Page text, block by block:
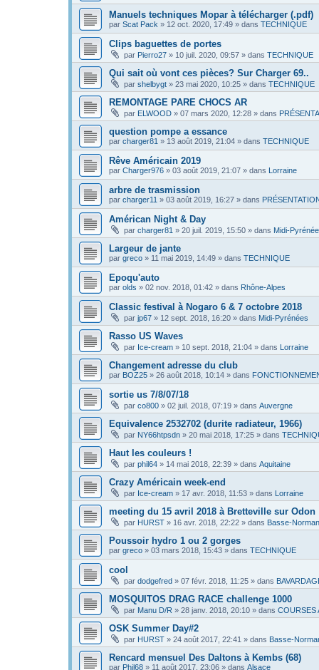
Manuels techniques Mopar à télécharger (.pdf)
par Scat Pack » 12 oct. 2020, 17:49 » dans TECHNIQUE
Clips baguettes de portes
par Pierro27 » 10 juil. 2020, 09:57 » dans TECHNIQUE
Qui sait où vont ces pièces? Sur Charger 69..
par shelbygt » 23 mai 2020, 10:25 » dans TECHNIQUE
REMONTAGE PARE CHOCS AR
par ELWOOD » 07 mars 2020, 12:28 » dans
question pompe a essance
par charger81 » 13 août 2019, 21:04 » dans TECHNIQUE
Rêve Américain 2019
par Charger976 » 03 août 2019, 21:07 » dans Lorraine
arbre de trasmission
par charger11 » 03 août 2019, 16:27 » dans
Américan Night & Day
par charger81 » 20 juil. 2019, 15:50 » dans Midi-
Largeur de jante
par greco » 11 mai 2019, 14:49 » dans TECHNIQUE
Epoqu'auto
par olds » 02 nov. 2018, 01:42 » dans Rhône-Alpes
Classic festival à Nogaro 6 & 7 octobre 2018
par jp67 » 12 sept. 2018, 16:20 » dans Midi-Pyrénées
Rasso US Waves
par Ice-cream » 10 sept. 2018, 21:04 » dans Lorraine
Changement adresse du club
par BOZ25 » 26 août 2018, 10:14 » dans
sortie us 7/8/07/18
par co800 » 02 juil. 2018, 07:19 » dans Auvergne
Equivalence 2532702 (durite radiateur, 1966)
par NY66htpsdn » 20 mai 2018, 17:25 » dans
Haut les couleurs !
par phil64 » 14 mai 2018, 22:39 » dans Aquitaine
Crazy Américain week-end
par Ice-cream » 17 avr. 2018, 11:53 » dans Lorraine
meeting du 15 avril 2018 à Bretteville sur Odon
par HURST » 16 avr. 2018, 22:22 » dans Basse-
Poussoir hydro 1 ou 2 gorges
par greco » 03 mars 2018, 15:43 » dans TECHNIQUE
cool
par dodgefred » 07 févr. 2018, 11:25 » dans
MOSQUITOS DRAG RACE challenge 1000
par Manu D/R » 28 janv. 2018, 20:10 » dans COURSES
OSK Summer Day#2
par HURST » 24 août 2017, 22:41 » dans Basse-
Rencard mensuel Des Daltons à Kembs (68)
par Phil68 » 11 août 2017, 23:06 » dans Alsace